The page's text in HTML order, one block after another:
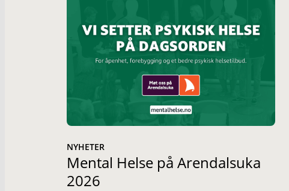
NYHETER
Mental Helse på Arendalsuka
2026